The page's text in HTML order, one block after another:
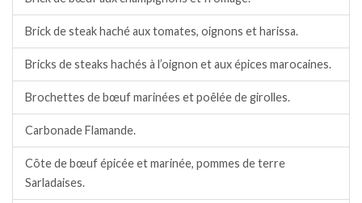
Brick de steak haché aux tomates, oignons et harissa.
Bricks de steaks hachés à l’oignon et aux épices marocaines.
Brochettes de bœuf marinées et poêlée de girolles.
Carbonade Flamande.
Côte de bœuf épicée et marinée, pommes de terre
Sarladaises.